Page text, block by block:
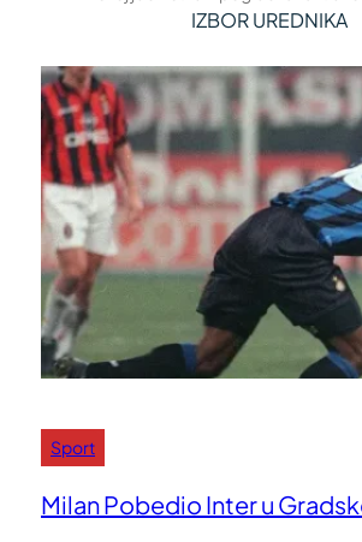
IZBOR UREDNIKA
Sport
Milan Pobedio Inter u